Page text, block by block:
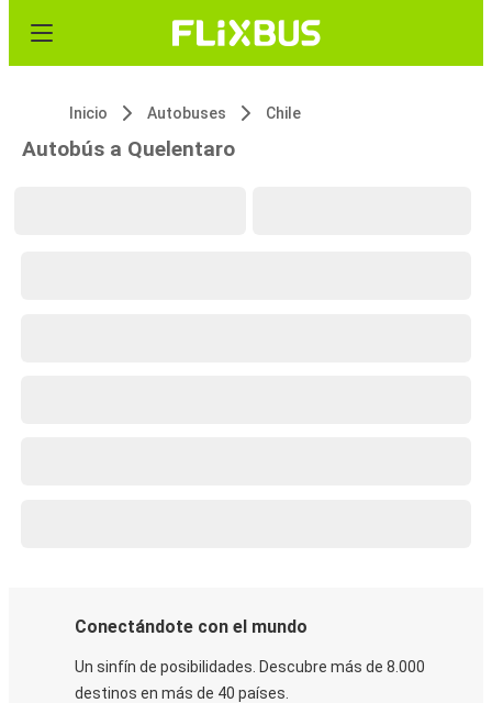
Inicio Autobuses Chile
Autobús a Quelentaro
Conectándote con el mundo
Un sinfín de posibilidades. Descubre más de 8.000
destinos en más de 40 países.